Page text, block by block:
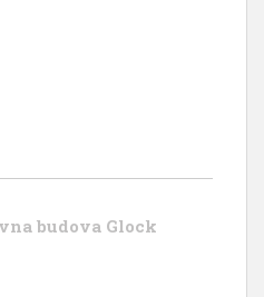
budova Glock